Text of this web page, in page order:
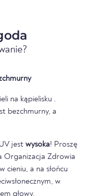
na kąpielisku .
bezchmurny, a
jest wysoka! Proszę
Organizacja Zdrowia
cieniu, a na słońcu
w
głowy.